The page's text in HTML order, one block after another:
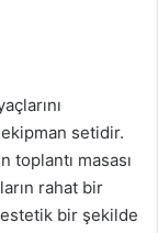
setidir.
toplantı masası
rahat bir
bir şekilde